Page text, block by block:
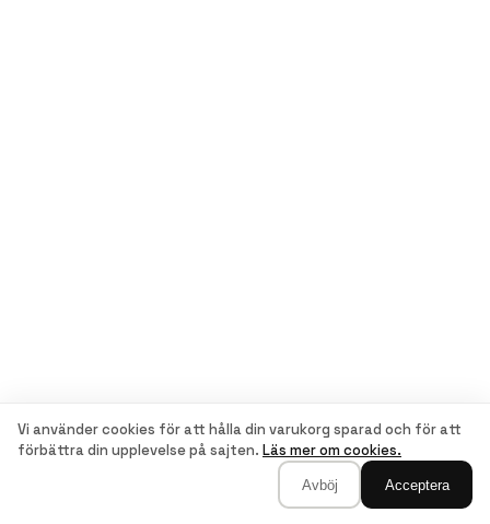
Vi använder cookies för att hålla din varukorg sparad och för att
förbättra din upplevelse på sajten. Läs mer om cookies.
Avböj Acceptera